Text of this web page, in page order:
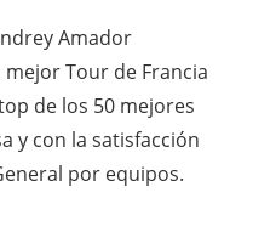
Amador
Tour de Francia
de los 50 mejores
y con la satisfacción
por equipos.